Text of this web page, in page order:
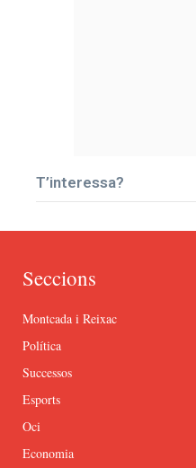
T’interessa?
Seccions
Montcada i Reixac
Política
Successos
Esports
Oci
Economia